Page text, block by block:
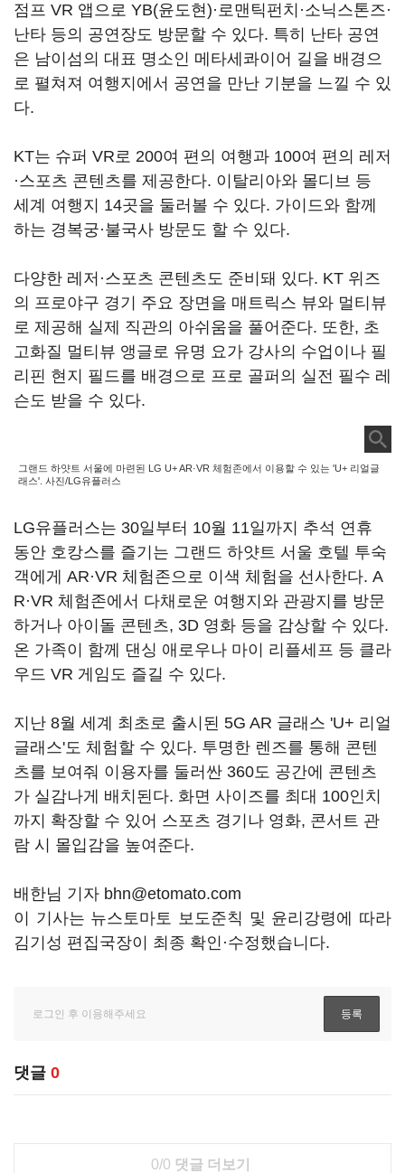
점프 VR 앱으로 YB(윤도현)·로맨틱펀치·소닉스톤즈·
난타 등의 공연장도 방문할 수 있다. 특히 난타 공연
은 남이섬의 대표 명소인 메타세콰이어 길을 배경으
로 펼쳐져 여행지에서 공연을 만난 기분을 느낄 수 있
다.
KT는 슈퍼 VR로 200여 편의 여행과 100여 편의 레저
·스포츠 콘텐츠를 제공한다. 이탈리아와 몰디브 등
세계 여행지 14곳을 둘러볼 수 있다. 가이드와 함께
하는 경복궁·불국사 방문도 할 수 있다.
다양한 레저·스포츠 콘텐츠도 준비돼 있다. KT 위즈
의 프로야구 경기 주요 장면을 매트릭스 뷰와 멀티뷰
로 제공해 실제 직관의 아쉬움을 풀어준다. 또한, 초
고화질 멀티뷰 앵글로 유명 요가 강사의 수업이나 필
리핀 현지 필드를 배경으로 프로 골퍼의 실전 필수 레
슨도 받을 수 있다.
그랜드 하얏트 서울에 마련된 LG U+ AR·VR 체험존에서 이용할 수 있는 'U+ 리얼글
래스'. 사진/LG유플러스
LG유플러스는 30일부터 10월 11일까지 추석 연휴
동안 호캉스를 즐기는 그랜드 하얏트 서울 호텔 투숙
객에게 AR·VR 체험존으로 이색 체험을 선사한다. A
R·VR 체험존에서 다채로운 여행지와 관광지를 방문
하거나 아이돌 콘텐츠, 3D 영화 등을 감상할 수 있다.
온 가족이 함께 댄싱 애로우나 마이 리플세프 등 클라
우드 VR 게임도 즐길 수 있다.
지난 8월 세계 최초로 출시된 5G AR 글래스 'U+ 리얼
글래스'도 체험할 수 있다. 투명한 렌즈를 통해 콘텐
츠를 보여줘 이용자를 둘러싼 360도 공간에 콘텐츠
가 실감나게 배치된다. 화면 사이즈를 최대 100인치
까지 확장할 수 있어 스포츠 경기나 영화, 콘서트 관
람 시 몰입감을 높여준다.
배한님 기자 bhn@etomato.com
이 기사는 뉴스토마토 보도준칙 및 윤리강령에 따라
김기성 편집국장이 최종 확인·수정했습니다.
댓글 0
0/0 댓글 더보기